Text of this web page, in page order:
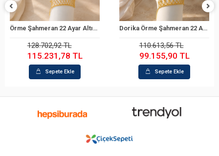
Sepete Ekle
Örme Şahmeran 22 Ayar Altın Bileklik
128.702,92 TL
115.231,78 TL
Sepete Ekle
Sepete Ekle
Dorika Örme Şahmeran 22 Ayar Altın Bileklik
110.613,56 TL
99.155,90 TL
Sepete Ekle